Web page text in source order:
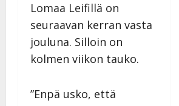
Lomaa Leifillä on
seuraavan kerran vasta
jouluna. Silloin on
kolmen viikon tauko.
”Enpä usko, että